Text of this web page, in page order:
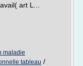
art L...
maladie
tableau /